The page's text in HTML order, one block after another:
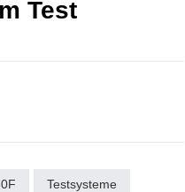
Test
Testsysteme